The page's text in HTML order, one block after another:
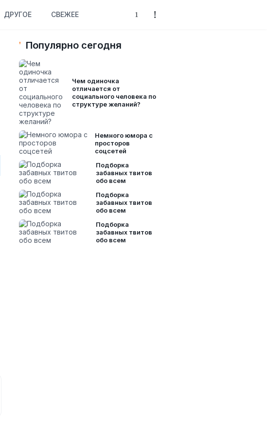
ДРУГОЕ СВЕЖЕЕ
Популярно сегодня
Чем одиночка
отличается от
социального человека по
структуре желаний?
Немного юмора с
просторов
соцсетей
Подборка
забавных твитов
обо всем
Подборка
забавных твитов
обо всем
Подборка
забавных твитов
обо всем